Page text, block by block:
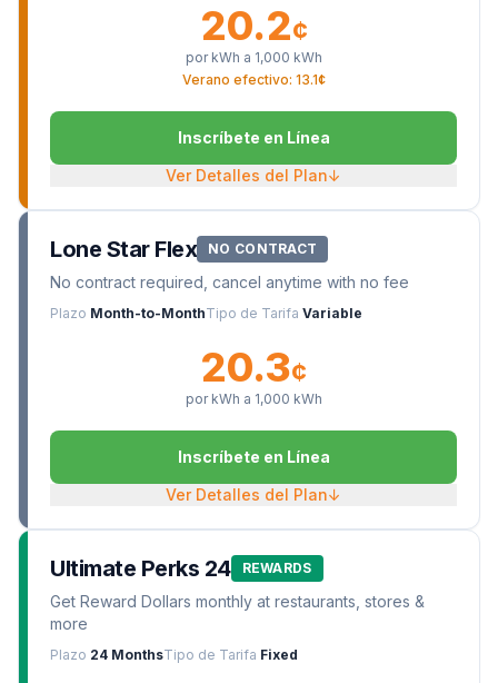
20.2¢
por kWh a 1,000 kWh
Verano efectivo: 13.1¢
Inscríbete en Línea
Ver Detalles del Plan↓
Lone Star Flex NO CONTRACT
No contract required, cancel anytime with no fee
Plazo Month-to-MonthTipo de Tarifa Variable
20.3¢
por kWh a 1,000 kWh
Inscríbete en Línea
Ver Detalles del Plan↓
Ultimate Perks 24 REWARDS
Get Reward Dollars monthly at restaurants, stores &
more
Plazo 24 MonthsTipo de Tarifa Fixed